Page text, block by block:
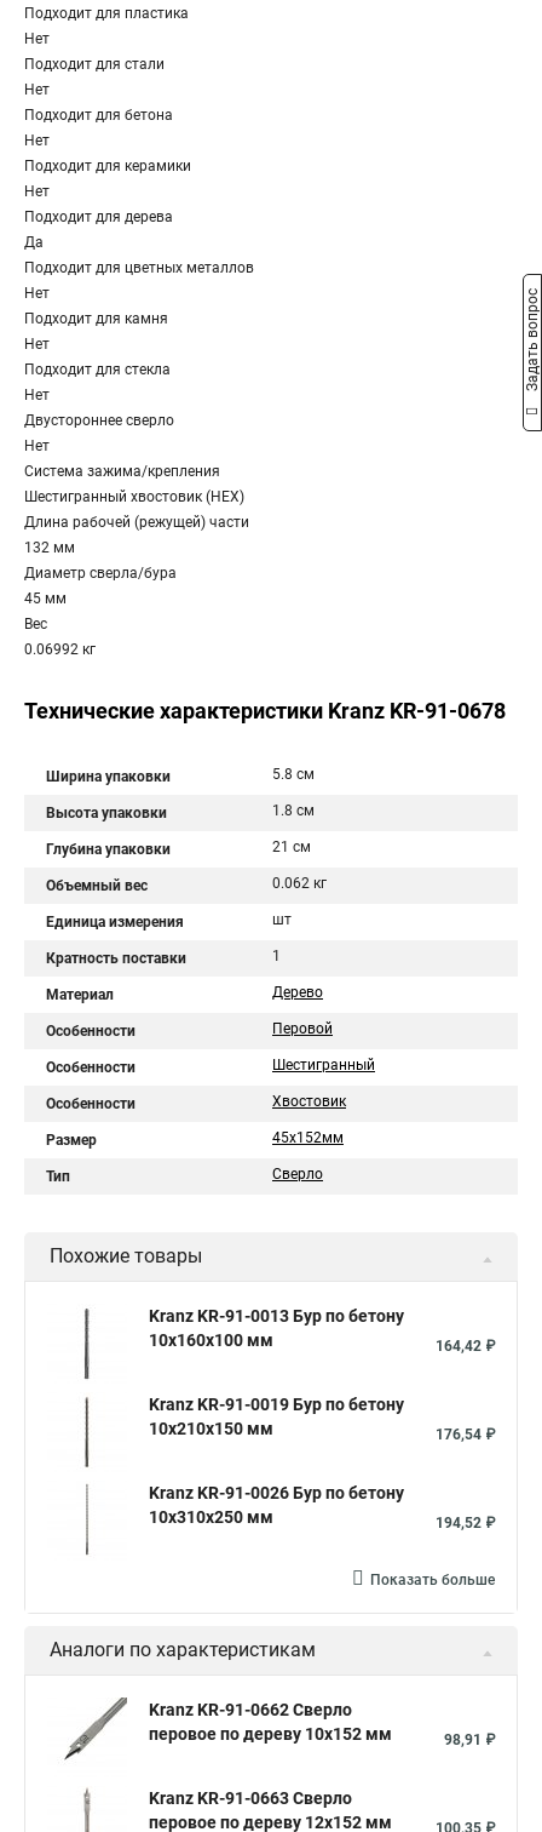
Подходит для пластика
Нет
Подходит для стали
Нет
Подходит для бетона
Нет
Подходит для керамики
Нет
Подходит для дерева
Да
Подходит для цветных металлов
Нет
Подходит для камня
Нет
Подходит для стекла
Нет
Двустороннее сверло
Нет
Система зажима/крепления
Шестигранный хвостовик (HEX)
Длина рабочей (режущей) части
132 мм
Диаметр сверла/бура
45 мм
Вес
0.06992 кг
Технические характеристики Kranz KR-91-0678
Ширина упаковки 5.8 см
Высота упаковки 1.8 см
Глубина упаковки 21 см
Объемный вес 0.062 кг
Единица измерения шт
Кратность поставки 1
Материал Дерево
Особенности Перовой
Особенности Шестигранный
Особенности Хвостовик
Размер 45х152мм
Тип Сверло
Похожие товары
Kranz KR-91-0013 Бур по бетону
10x160x100 мм
164,42 ₽
Kranz KR-91-0019 Бур по бетону
10x210x150 мм
176,54 ₽
Kranz KR-91-0026 Бур по бетону
10x310x250 мм
194,52 ₽
Показать больше
Аналоги по характеристикам
Kranz KR-91-0662 Сверло
перовое по дереву 10х152 мм
98,91 ₽
Kranz KR-91-0663 Сверло
перовое по дереву 12х152 мм
100,35 ₽
Задать вопрос